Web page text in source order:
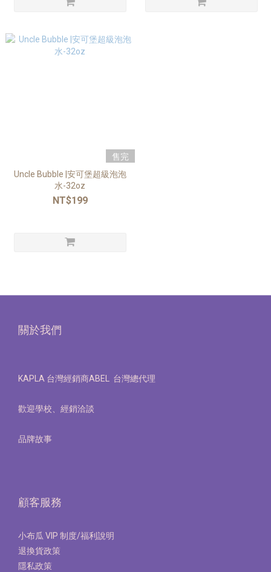
售完
Uncle Bubble |安可堡超級泡泡
水-32oz
NT$199
關於我們
KAPLA 台灣經銷商ABEL 台灣總代理
歡迎學校、經銷洽談
品牌故事
顧客服務
小布瓜 VIP 制度/福利說明
退換貨政策
隱私政策